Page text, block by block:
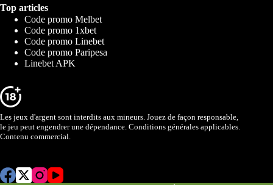
Top articles
Code promo Melbet
Code promo 1xbet
Code promo Linebet
Code promo Paripesa
Linebet APK
Les jeux d'argent sont interdits aux mineurs. Jouez de façon responsable,
le jeu peut engendrer une dépendance. Conditions générales applicables.
Contenu commercial.